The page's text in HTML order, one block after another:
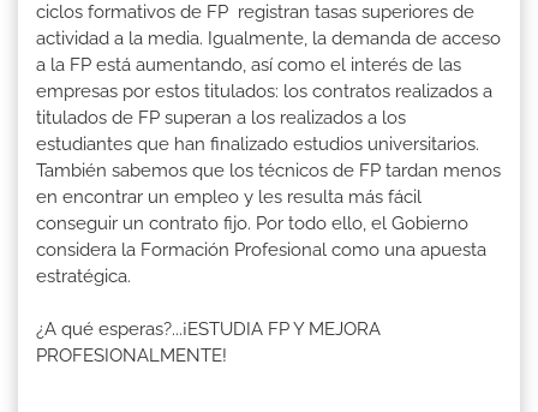
ciclos formativos de FP registran tasas superiores de
actividad a la media. Igualmente, la demanda de acceso
a la FP está aumentando, así como el interés de las
empresas por estos titulados: los contratos realizados a
titulados de FP superan a los realizados a los
estudiantes que han finalizado estudios universitarios.
También sabemos que los técnicos de FP tardan menos
en encontrar un empleo y les resulta más fácil
conseguir un contrato fijo. Por todo ello, el Gobierno
considera la Formación Profesional como una apuesta
estratégica.
¿A qué esperas?...¡ESTUDIA FP Y MEJORA
PROFESIONALMENTE!